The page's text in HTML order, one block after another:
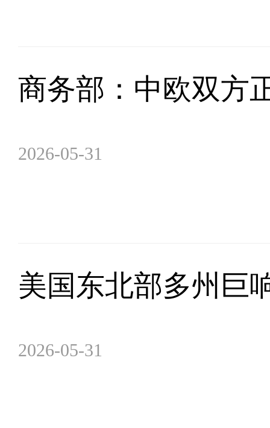
商务部：中欧双方
2026-05-31
美国东北部多州巨
2026-05-31